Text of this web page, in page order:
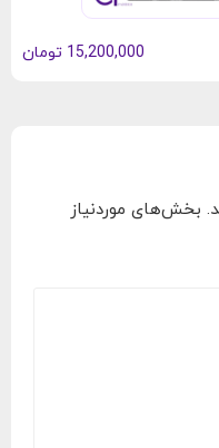
15,200,000 تومان
بخش‌های موردنیاز